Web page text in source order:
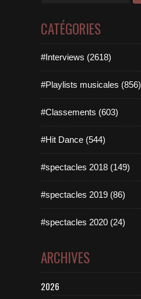
CATÉGORIES
#Interviews (2618)
#Playlists musicales (856)
#Classements (603)
#Hit Dance (544)
#spectacles 2018 (149)
#spectacles 2019 (86)
#spectacles 2020 (24)
ARCHIVES
2026